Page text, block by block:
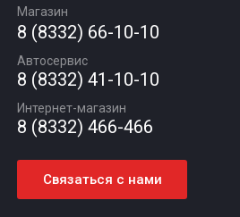
Автомасла
Шиномонтаж
Гарантии и возврат
Вакансии
Новости
Статьи
Контакты
Магазин
8 (8332) 66-10-10
Автосервис
8 (8332) 41-10-10
Интернет-магазин
8 (8332) 466-466
Связаться с нами